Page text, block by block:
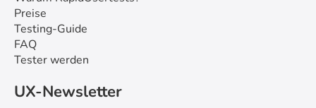
Preise
Testing-Guide
FAQ
Tester werden
UX-Newsletter